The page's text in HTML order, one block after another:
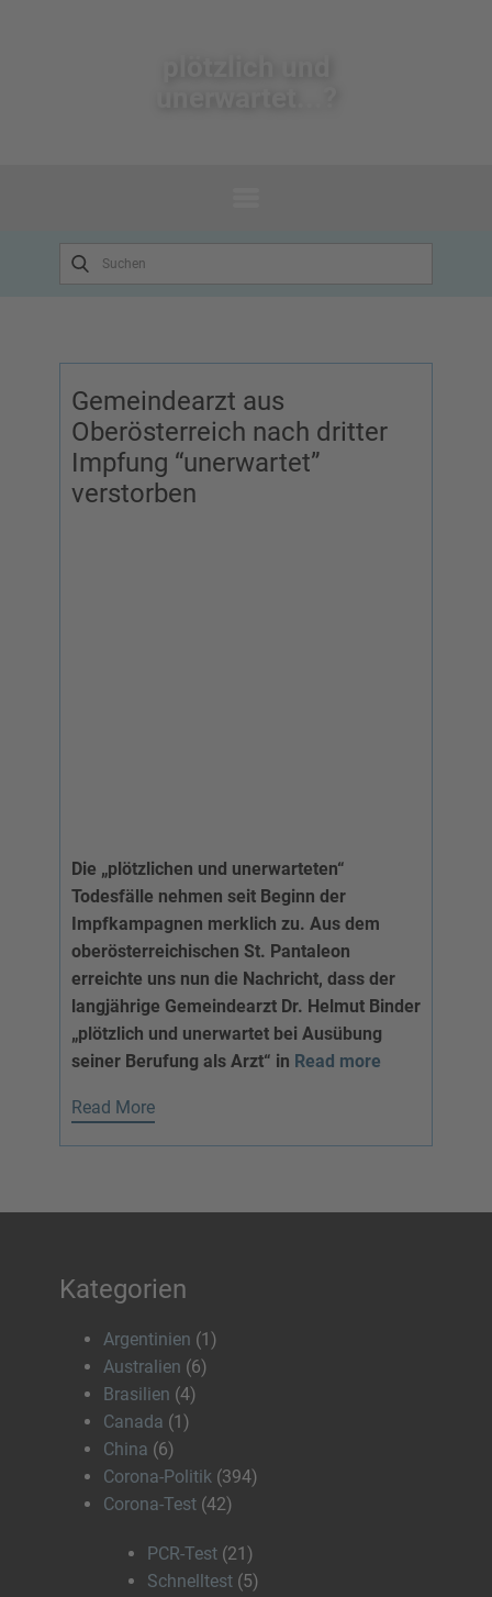
Gemeindearzt aus
Oberösterreich nach dritter
Impfung “unerwartet”
verstorben
Die „plötzlichen und unerwarteten“
Todesfälle nehmen seit Beginn der
Impfkampagnen merklich zu. Aus dem
oberösterreichischen St. Pantaleon
erreichte uns nun die Nachricht, dass der
langjährige Gemeindearzt Dr. Helmut Binder
„plötzlich und unerwartet bei Ausübung
seiner Berufung als Arzt“ in Read more
Read More
Kategorien
Argentinien (1)
Australien (6)
Brasilien (4)
Canada (1)
China (6)
Corona-Politik (394)
Corona-Test (42)
PCR-Test (21)
Schnelltest (5)